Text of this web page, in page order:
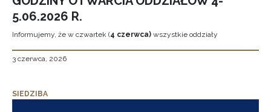
5.06.2026 R.
Informujemy, że w czwartek (4 czerwca) wszystkie oddziały
3 czerwca, 2026
SIEDZIBA